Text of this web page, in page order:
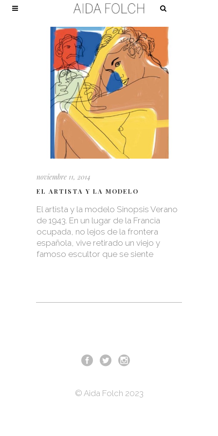
noviembre 11, 2014
EL ARTISTA Y LA MODELO
El artista y la modelo Sinopsis Verano
de 1943. En un lugar de la Francia
ocupada, no lejos de la frontera
española, vive retirado un viejo y
famoso escultor que se siente
© Aida Folch 2023